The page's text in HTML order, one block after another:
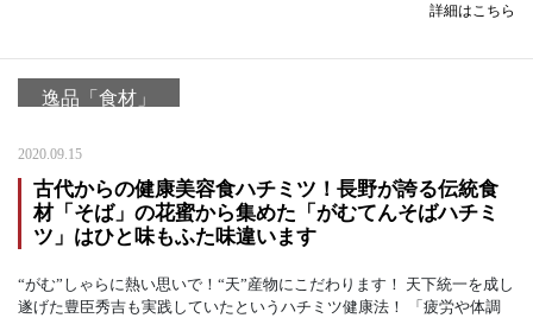
詳細はこちら
逸品「食材」
2020.09.15
古代からの健康美容食ハチミツ！長野が誇る伝統食
材「そば」の花蜜から集めた「がむてんそばハチミ
ツ」はひと味もふた味違います
“がむ”しゃらに熱い思いで！“天”産物にこだわります！ 天下統一を成し
遂げた豊臣秀吉も実践していたというハチミツ健康法！ 「疲労や体調